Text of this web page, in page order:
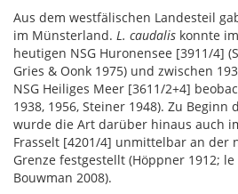
Aus dem westfälischen Landesteil
im Münsterland. L. caudalis konnte
heutigen NSG Huronensee [3911/4]
Gries & Oonk 1975) und zwischen
NSG Heiliges Meer [3611/2+4]
1938, 1956, Steiner 1948). Zu Beginn
wurde die Art darüber hinaus auch
Frasselt [4201/4] unmittelbar an der
Grenze festgestellt (Höppner 1912;
Bouwman 2008).